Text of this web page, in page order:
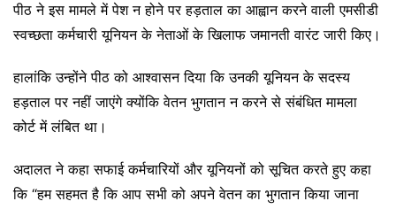
पीठ ने इस मामले में पेश न होने पर हड़ताल का आह्वान करने वाली एमसीडी
स्वच्छता कर्मचारी यूनियन के नेताओं के खिलाफ जमानती वारंट जारी किए।
हालांकि उन्होंने पीठ को आश्वासन दिया कि उनकी यूनियन के सदस्य
हड़ताल पर नहीं जाएंगे क्योंकि वेतन भुगतान न करने से संबंधित मामला
कोर्ट में लंबित था।
अदालत ने कहा सफाई कर्मचारियों और यूनियनों को सूचित करते हुए कहा
कि “हम सहमत है कि आप सभी को अपने वेतन का भुगतान किया जाना